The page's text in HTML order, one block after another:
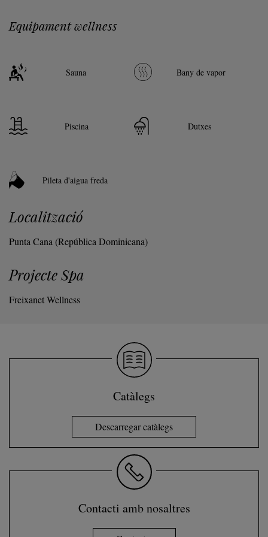
Equipament wellness
Sauna Bany de vapor
Piscina Dutxes
Pileta d'aigua freda
Localització
Punta Cana (República Dominicana)
Projecte Spa
Freixanet Wellness
Catàlegs
Descarregar catàlegs
Contacti amb nosaltres